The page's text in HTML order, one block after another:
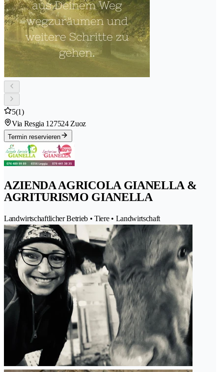
5(1)
Via Resgia 127524 Zuoz
Termin reservieren
AZIENDA AGRICOLA GIANELLA &
AGRITURISMO GIANELLA
Landwirtschaftlicher Betrieb • Tiere • Landwirtschaft